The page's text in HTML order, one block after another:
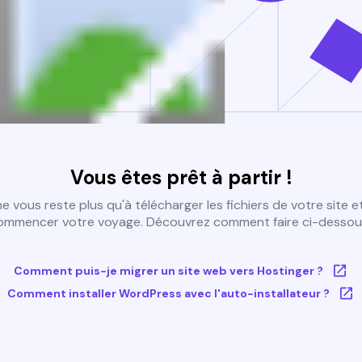
Vous êtes prêt à partir !
vous reste plus qu'à télécharger les fichiers de votre site
votre voyage. Découvrez comment faire ci-
Comment puis-je migrer un site web vers Hostinger ?
Comment installer WordPress avec l'auto-installateur ?